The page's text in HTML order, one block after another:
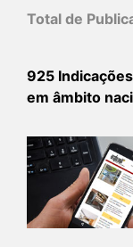
Total de
925
em âmbito